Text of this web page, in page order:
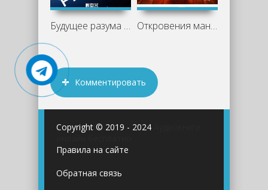
Будущее разума - Митио Каку Откровения маньяка BTK. История Денниса
Комментировать
Copyright © 2019 - 2024
Правила на сайте
Обратная связь